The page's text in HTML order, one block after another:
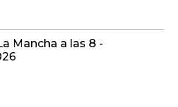
Mancha a las 8 -